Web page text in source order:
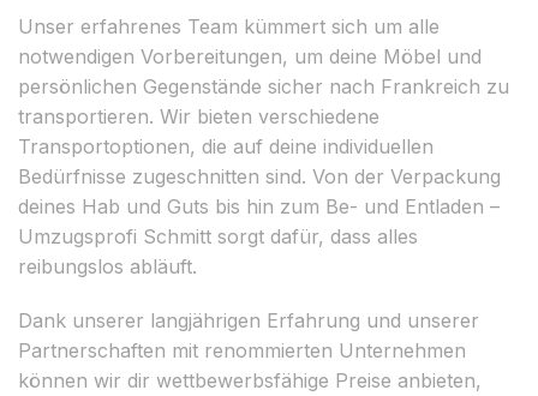
Unser erfahrenes Team kümmert sich um alle
notwendigen Vorbereitungen, um deine Möbel und
persönlichen Gegenstände sicher nach Frankreich zu
transportieren. Wir bieten verschiedene
Transportoptionen, die auf deine individuellen
Bedürfnisse zugeschnitten sind. Von der Verpackung
deines Hab und Guts bis hin zum Be- und Entladen –
Umzugsprofi Schmitt sorgt dafür, dass alles
reibungslos abläuft.
Dank unserer langjährigen Erfahrung und unserer
Partnerschaften mit renommierten Unternehmen
können wir dir wettbewerbsfähige Preise anbieten,